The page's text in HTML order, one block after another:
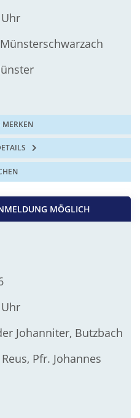
MERKEN
MÖGLICH
Johanniter, Butzbach
Pfr. Johannes